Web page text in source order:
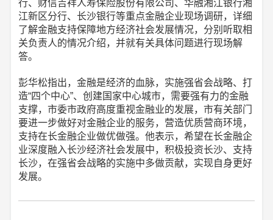
行、财信吉祥人寿保险股份有限公司、华融湘江银行湘
江新区分行、长沙银行等重点金融企业现场调研，详细
了解金融支持保障地方经济社会发展情况，分别听取相
关负责人的情况介绍，并就有关具体问题进行现场解
答。
彭华松指出，金融是经济的血脉，实施强省会战略、打
造“四个中心”、创建国家中心城市，需要强有力的金融
支撑，市委市政府高度重视金融业的发展，市有关部门
要进一步做好对金融企业的服务，营造优质营商环境，
支持在长金融企业做优做强。他表示，希望在长金融企
业深度融入长沙经济社会发展中，积极投资长沙、支持
长沙，在强省会战略的实施中多做贡献，实现自身更好
发展。